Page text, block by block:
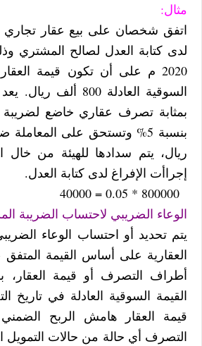
مثال:
اتفق شخصان على بيع عقار تجاري
2020 م على أن تكون قيمة
السوقية العادلة 800
بمثابة تصرف عقاري خاضع لضريبة
ريال، يتم سدادها للهيئة من خال
إجراأت الإفراغ لدى كتابة العدل.
الوعاء الضريبي لاحتساب الضريبة
يتم تحديد أو احتساب الوعاء
العقارية على أساس القيمة
أطراف التصرف أو قيمة
القيمة السوقية العادلة في تاريخ
قيمة العقار هامش الربح
التصرف أي حالة من حالات التمويل